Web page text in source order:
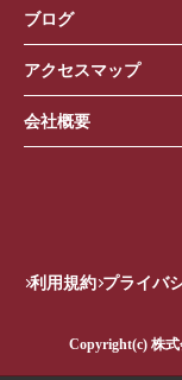
ブログ
アクセスマップ
会社概要
利用規約 プライバ
Copyright(c) 株